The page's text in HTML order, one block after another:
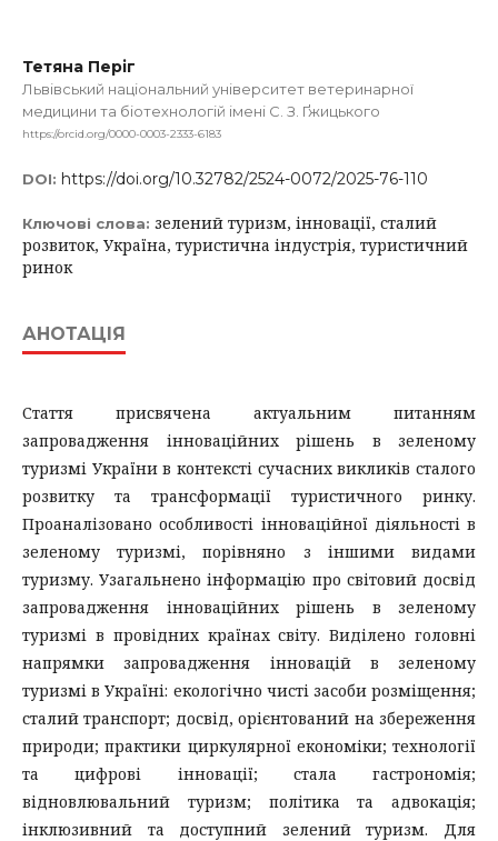
Тетяна Періг
Львівський національний університет ветеринарної
медицини та біотехнологій імені С. З. Ґжицького
https://orcid.org/0000-0003-2333-6183
DOI: https://doi.org/10.32782/2524-0072/2025-76-110
Ключові слова: зелений туризм, інновації, сталий
розвиток, Україна, туристична індустрія, туристичний
ринок
АНОТАЦІЯ
Стаття присвячена актуальним питанням
запровадження інноваційних рішень в зеленому
туризмі України в контексті сучасних викликів сталого
розвитку та трансформації туристичного ринку.
Проаналізовано особливості інноваційної діяльності в
зеленому туризмі, порівняно з іншими видами
туризму. Узагальнено інформацію про світовий досвід
запровадження інноваційних рішень в зеленому
туризмі в провідних країнах світу. Виділено головні
напрямки запровадження інновацій в зеленому
туризмі в Україні: екологічно чисті засоби розміщення;
сталий транспорт; досвід, орієнтований на збереження
природи; практики циркулярної економіки; технології
та цифрові інновації; стала гастрономія;
відновлювальний туризм; політика та адвокація;
інклюзивний та доступний зелений туризм. Для